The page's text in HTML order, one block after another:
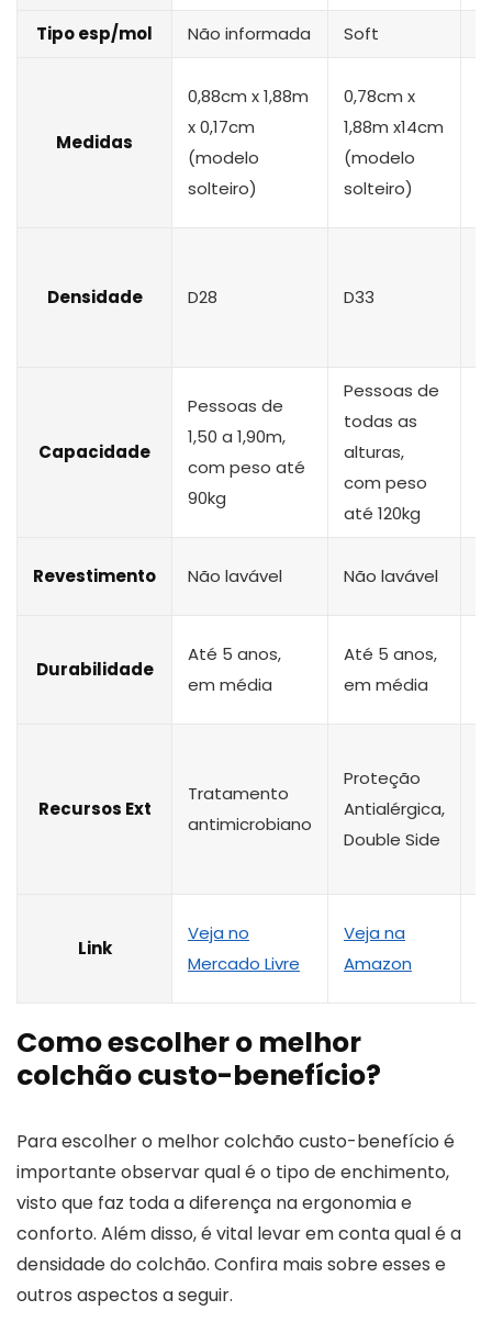
Tipo esp/mol Não informada Soft
Medidas
0,88cm x 1,88m
x 0,17cm
(modelo
solteiro)
0,78cm x
1,88m x14cm
(modelo
solteiro)
Densidade D28 D33
Capacidade
Pessoas de
1,50 a 1,90m,
com peso até
90kg
Pessoas de
todas as
alturas,
com peso
até 120kg
Revestimento Não lavável Não lavável
Durabilidade
Até 5 anos,
em média
Até 5 anos,
em média
Recursos Ext
Tratamento
antimicrobiano
Proteção
Antialérgica,
Double Side
Link
Veja no
Mercado Livre
Veja na
Amazon
Como escolher o melhor
colchão custo-benefício?
Para escolher o melhor colchão custo-benefício é
importante observar qual é o tipo de enchimento,
visto que faz toda a diferença na ergonomia e
conforto. Além disso, é vital levar em conta qual é a
densidade do colchão. Confira mais sobre esses e
outros aspectos a seguir.